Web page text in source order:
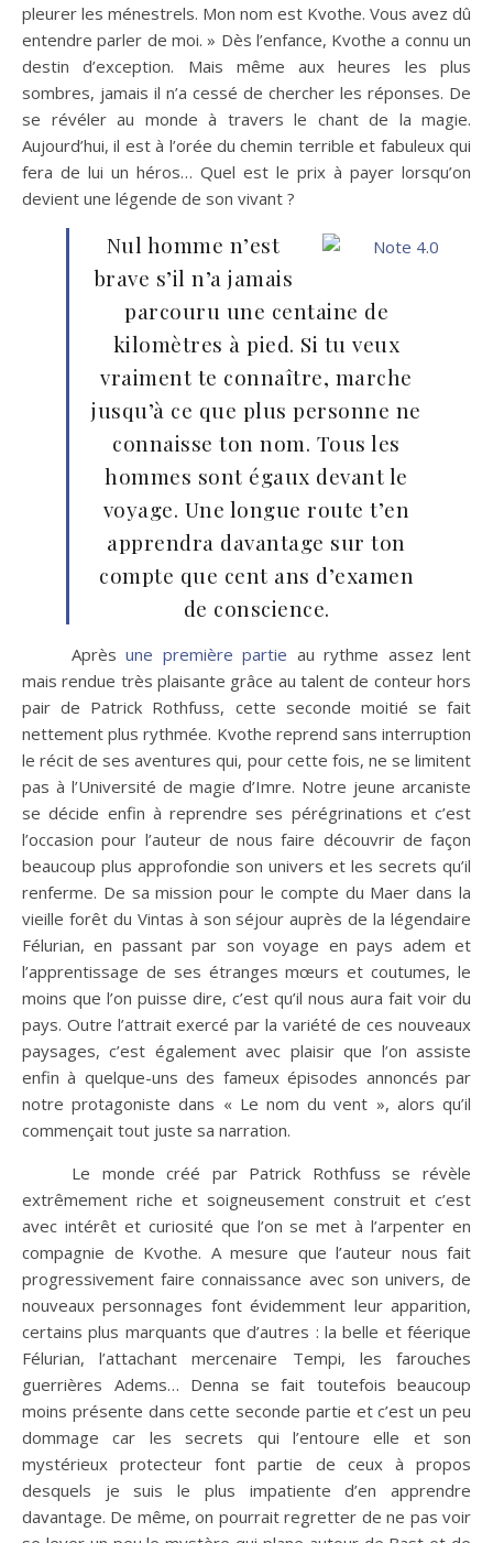
pleurer les ménestrels. Mon nom est Kvothe. Vous avez dû
entendre parler de moi. » Dès l’enfance, Kvothe a connu un
destin d’exception. Mais même aux heures les plus
sombres, jamais il n’a cessé de chercher les réponses. De
se révéler au monde à travers le chant de la magie.
Aujourd’hui, il est à l’orée du chemin terrible et fabuleux qui
fera de lui un héros… Quel est le prix à payer lorsqu’on
devient une légende de son vivant ?
Nul homme n’est
brave s’il n’a jamais
parcouru une centaine de
kilomètres à pied. Si tu veux
vraiment te connaître, marche
jusqu’à ce que plus personne ne
connaisse ton nom. Tous les
hommes sont égaux devant le
voyage. Une longue route t’en
apprendra davantage sur ton
compte que cent ans d’examen
de conscience.
Aprèsune première partie au rythme assez lent
mais rendue très plaisante grâce au talent de conteur hors
pair de Patrick Rothfuss, cette seconde moitié se fait
nettement plus rythmée. Kvothe reprend sans interruption
le récit de ses aventures qui, pour cette fois, ne se limitent
pas à l’Université de magie d’Imre. Notre jeune arcaniste
se décide enfin à reprendre ses pérégrinations et c’est
l’occasion pour l’auteur de nous faire découvrir de façon
beaucoup plus approfondie son univers et les secrets qu’il
renferme. De sa mission pour le compte du Maer dans la
vieille forêt du Vintas à son séjour auprès de la légendaire
Félurian, en passant par son voyage en pays adem et
l’apprentissage de ses étranges mœurs et coutumes, le
moins que l’on puisse dire, c’est qu’il nous aura fait voir du
pays. Outre l’attrait exercé par la variété de ces nouveaux
paysages, c’est également avec plaisir que l’on assiste
enfin à quelque-uns des fameux épisodes annoncés par
notre protagoniste dans « Le nom du vent », alors qu’il
commençait tout juste sa narration.
Le monde créé par Patrick Rothfuss se révèle
extrêmement riche et soigneusement construit et c’est
avec intérêt et curiosité que l’on se met à l’arpenter en
compagnie de Kvothe. A mesure que l’auteur nous fait
progressivement faire connaissance avec son univers, de
nouveaux personnages font évidemment leur apparition,
certains plus marquants que d’autres : la belle et féerique
Félurian, l’attachant mercenaire Tempi, les farouches
guerrières Adems… Denna se fait toutefois beaucoup
moins présente dans cette seconde partie et c’est un peu
dommage car les secrets qui l’entoure elle et son
mystérieux protecteur font partie de ceux à propos
desquels je suis le plus impatiente d’en apprendre
davantage. De même, on pourrait regretter de ne pas voir